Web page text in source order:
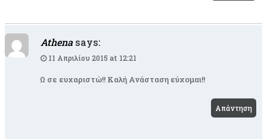
Athena says:
11 Απριλίου 2015 at 12:21
Ω σε ευχαριστώ!! Καλή Ανάσταση εύχομαι!!
Απάντηση